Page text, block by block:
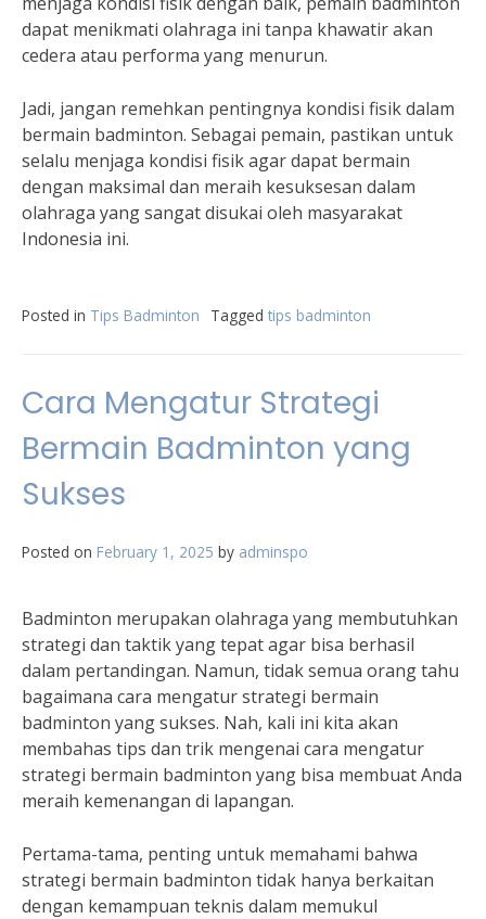
dapat menikmati olahraga ini tanpa khawatir akan
cedera atau performa yang menurun.
Jadi, jangan remehkan pentingnya kondisi fisik dalam
bermain badminton. Sebagai pemain, pastikan untuk
selalu menjaga kondisi fisik agar dapat bermain
dengan maksimal dan meraih kesuksesan dalam
olahraga yang sangat disukai oleh masyarakat
Indonesia ini.
Posted in Tips Badminton Tagged tips badminton
Cara Mengatur Strategi
Bermain Badminton yang
Sukses
Posted on February 1, 2025 by adminspo
Badminton merupakan olahraga yang membutuhkan
strategi dan taktik yang tepat agar bisa berhasil
dalam pertandingan. Namun, tidak semua orang tahu
bagaimana cara mengatur strategi bermain
badminton yang sukses. Nah, kali ini kita akan
membahas tips dan trik mengenai cara mengatur
strategi bermain badminton yang bisa membuat Anda
meraih kemenangan di lapangan.
Pertama-tama, penting untuk memahami bahwa
strategi bermain badminton tidak hanya berkaitan
dengan kemampuan teknis dalam memukul